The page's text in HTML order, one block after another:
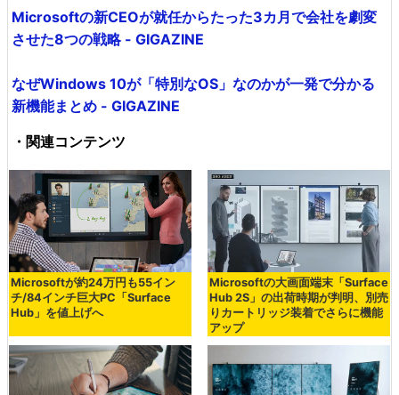
Microsoftの新CEOが就任からたった3カ月で会社を劇変
させた8つの戦略 - GIGAZINE
なぜWindows 10が「特別なOS」なのかが一発で分かる
新機能まとめ - GIGAZINE
・関連コンテンツ
Microsoftが約24万円も55イン
チ/84インチ巨大PC「Surface
Hub」を値上げへ
Microsoftの大画面端末「Surface
Hub 2S」の出荷時期が判明、別売
りカートリッジ装着でさらに機能
アップ